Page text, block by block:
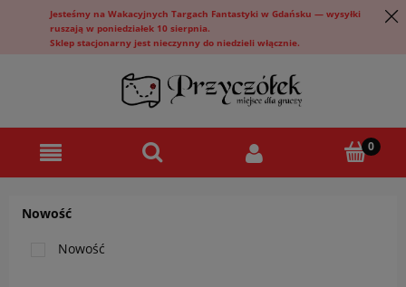
Jesteśmy na Wakacyjnych Targach Fantastyki w Gdańsku — wysyłki
ruszają w poniedziałek 10 sierpnia.
Sklep stacjonarny jest nieczynny do niedzieli włącznie.
Nowość
Nowość